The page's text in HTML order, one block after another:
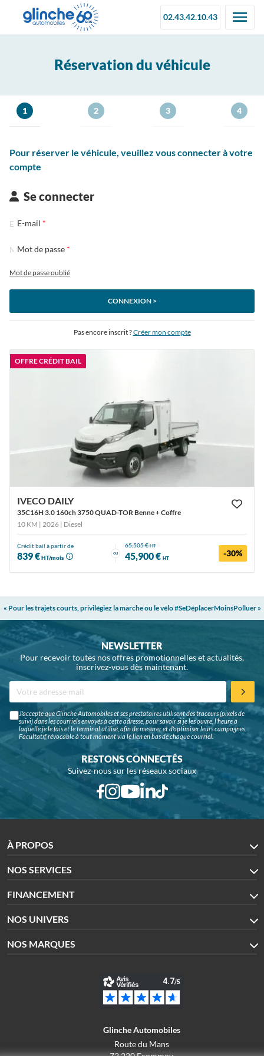
02.43.42.10.43
Réservation du véhicule
1 2 3 4
Pour réserver le véhicule, veuillez vous connecter à votre
compte
Se connecter
E-mail
Mot de passe
Mot de passe oublié
CONNEXION >
Pas encore inscrit ?Créer mon compte
OFFRE CRÉDIT BAIL
IVECO DAILY
35C16H 3.0 160ch 3750 QUAD-TOR Benne + Coffre
10 KM | 2026 | Diesel
Crédit bail à partir de
839 €HT/mois
ou
65,505 €HT
45,900 € HT -30%
« Pour les trajets courts, privilégiez la marche ou le vélo #SeDéplacerMoinsPolluer »
NEWSLETTER
Pour recevoir toutes nos offres promotionnelles et actualités,
inscrivez-vous dès maintenant.
J'accepte que Glinche Automobiles et ses prestataires utilisent des traceurs (pixels de
suivi) dans les courriels envoyés à cette adresse, pour savoir si je les ouvre, l'heure à
laquelle je le fais et le terminal utilisé, afin de mesurer et d'optimiser leurs campagnes.
Facultatif, révocable à tout moment via le lien en bas de chaque courriel.
RESTONS CONNECTÉS
Suivez-nous sur les réseaux sociaux
À PROPOS
NOS SERVICES
FINANCEMENT
NOS UNIVERS
NOS MARQUES
Glinche Automobiles
Route du Mans